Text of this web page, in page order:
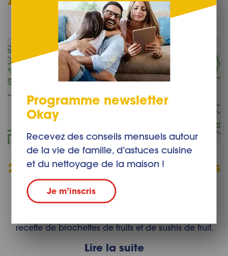
2 recettes avec des fruits pour les
enfants, idéales pour une fête !
Vous cherchez une recette d’amuse-bouche
recette de brochettes de fruits et de sushis de fruit.
Lire la suite
Programme newsletter
Okay
Recevez des conseils mensuels autour
de la vie de famille, d’astuces cuisine
et du nettoyage de la maison !
Je m’inscris